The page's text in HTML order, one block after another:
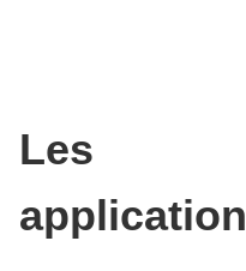
Les
application